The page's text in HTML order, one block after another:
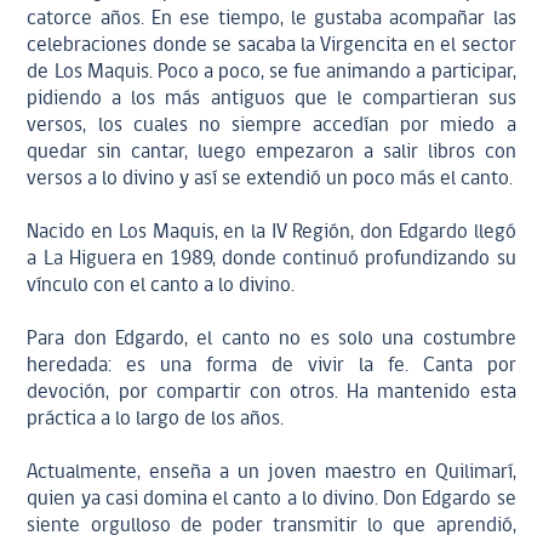
catorce años. En ese tiempo, le gustaba acompañar las
celebraciones donde se sacaba la Virgencita en el sector
de Los Maquis. Poco a poco, se fue animando a participar,
pidiendo a los más antiguos que le compartieran sus
versos, los cuales no siempre accedían por miedo a
quedar sin cantar, luego empezaron a salir libros con
versos a lo divino y así se extendió un poco más el canto.
Nacido en Los Maquis, en la IV Región, don Edgardo llegó
a La Higuera en 1989, donde continuó profundizando su
vínculo con el canto a lo divino.
Para don Edgardo, el canto no es solo una costumbre
heredada: es una forma de vivir la fe. Canta por
devoción, por compartir con otros. Ha mantenido esta
práctica a lo largo de los años.
Actualmente, enseña a un joven maestro en Quilimarí,
quien ya casi domina el canto a lo divino. Don Edgardo se
siente orgulloso de poder transmitir lo que aprendió,